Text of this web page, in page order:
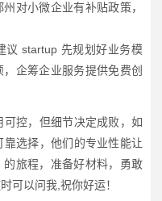
对小微企业有补贴政策，
议 startup 先规划好业务模
企筹企业服务提供免费创
控，但细节决定成败，如
选择，他们的专业性能让
旅程，准备好材料，勇敢
可以问我,祝你好运！